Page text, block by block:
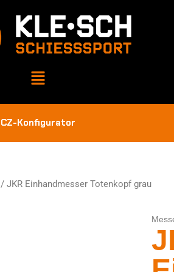
CZ-Konfigurator
/ JKR Einhandmesser Totenkopf grau